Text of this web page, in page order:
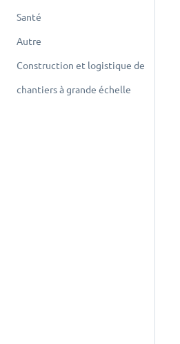
Santé
Autre
Construction et logistique de
chantiers à grande échelle